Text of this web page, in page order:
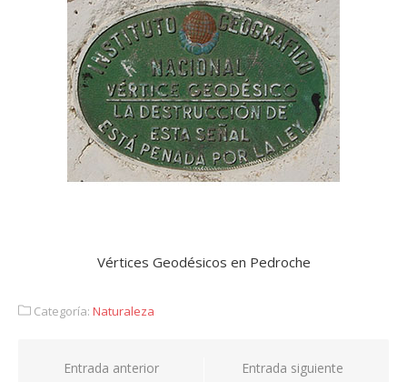
Vértices Geodésicos en Pedroche
Categoría: Naturaleza
Navegación
Entrada anterior Entrada siguiente